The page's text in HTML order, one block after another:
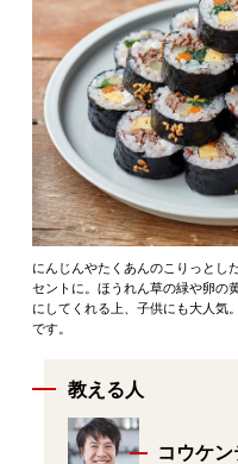
にんじんやたくあんのこりっとし
セントに。ほうれん草の緑や卵の
にしてくれる上、子供にも大人気
です。
教える人
コウケ